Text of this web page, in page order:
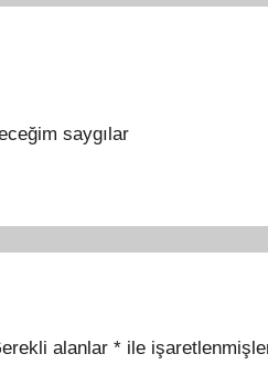
saygılar
alanlar * ile